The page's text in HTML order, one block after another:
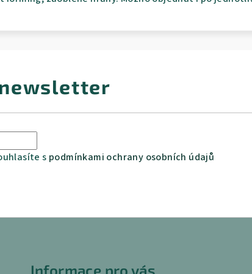
s podmínkami ochrany osobních údajů
Informace pro vás